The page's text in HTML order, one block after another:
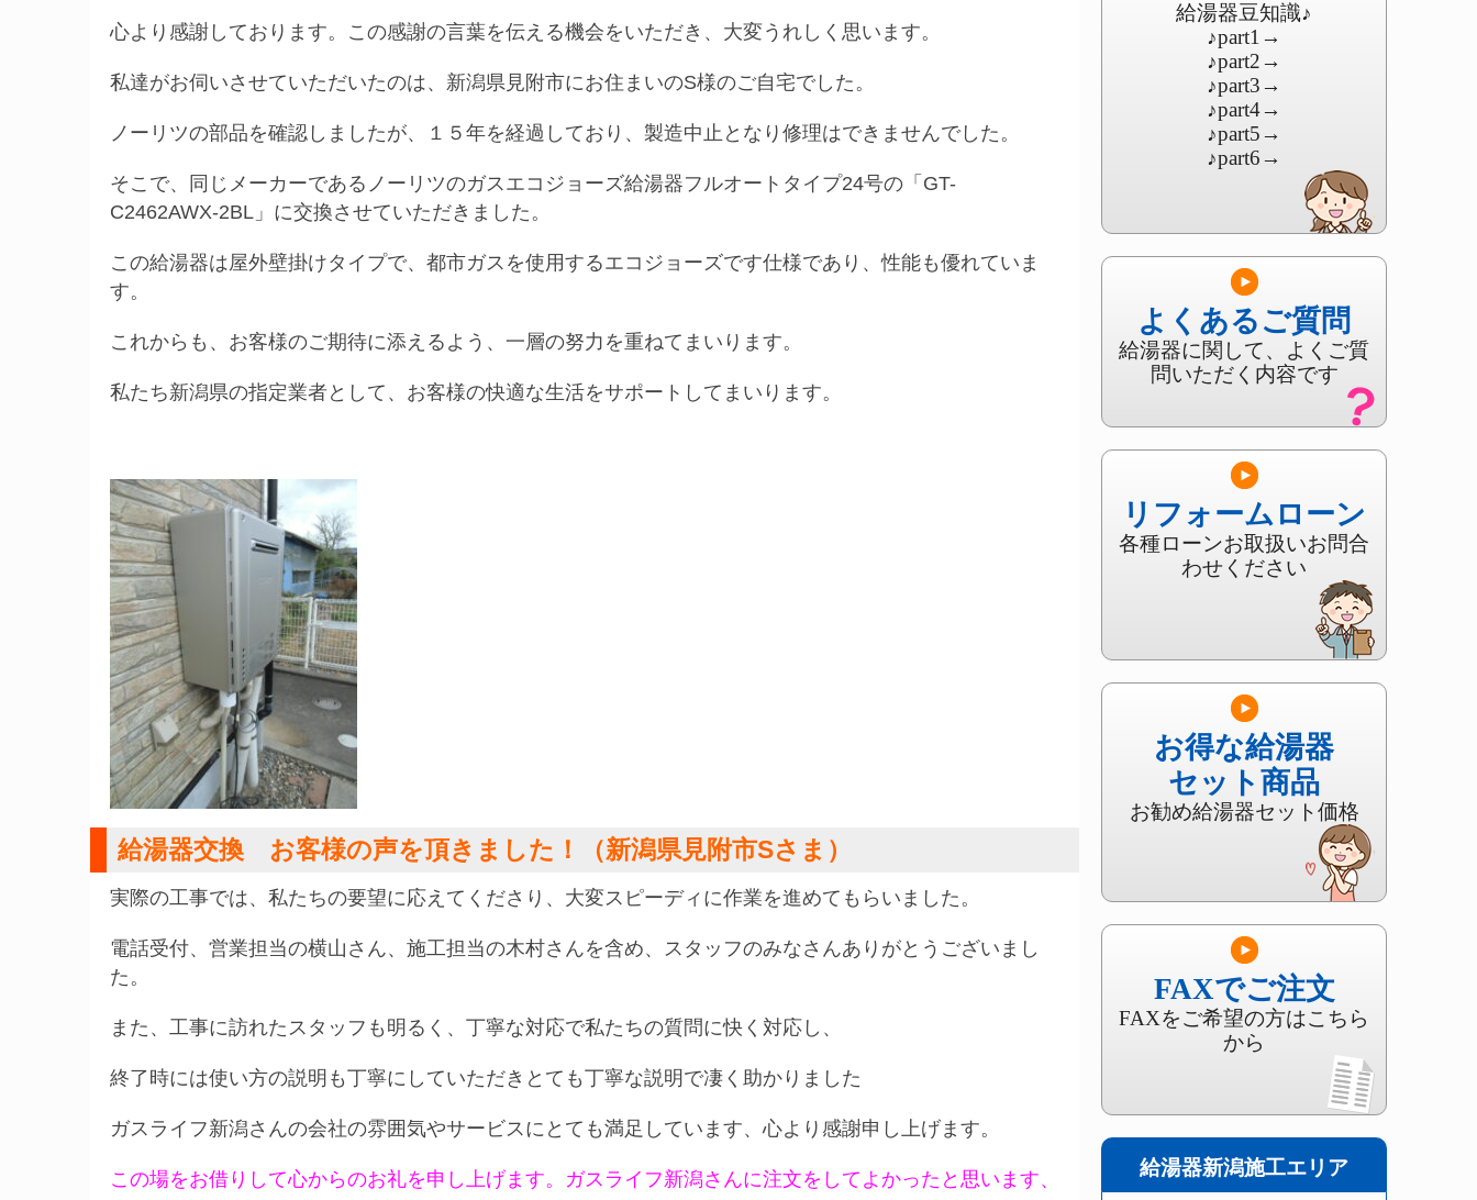
心より感謝しております。この感謝の言葉を伝える機会をいただき、大変うれしく思います。
私達がお伺いさせていただいたのは、新潟県見附市にお住まいのS様のご自宅でした。
ノーリツの部品を確認しましたが、１５年を経過しており、製造中止となり修理はできませんでした。
そこで、同じメーカーであるノーリツのガスエコジョーズ給湯器フルオートタイプ24号の「GT-
C2462AWX-2BL」に交換させていただきました。
この給湯器は屋外壁掛けタイプで、都市ガスを使用するエコジョーズです仕様であり、性能も優れていま
す。
これからも、お客様のご期待に添えるよう、一層の努力を重ねてまいります。
私たち新潟県の指定業者として、お客様の快適な生活をサポートしてまいります。
給湯器交換 お客様の声を頂きました！（新潟県見附市Sさま）
実際の工事では、私たちの要望に応えてくださり、大変スピーディに作業を進めてもらいました。
電話受付、営業担当の横山さん、施工担当の木村さんを含め、スタッフのみなさんありがとうございまし
た。
また、工事に訪れたスタッフも明るく、丁寧な対応で私たちの質問に快く対応し、
終了時には使い方の説明も丁寧にしていただきとても丁寧な説明で凄く助かりました
ガスライフ新潟さんの会社の雰囲気やサービスにとても満足しています、心より感謝申し上げます。
この場をお借りして心からのお礼を申し上げます。ガスライフ新潟さんに注文をしてよかったと思います、
給湯器豆知識♪
♪part1 →
♪part2→
♪part3→
♪part4→
♪part5→
♪part6→
よくあるご質問
給湯器に関して、よくご質
問いただく内容です
リフォームローン
各種ローンお取扱いお問合
わせください
お得な給湯器
セット商品
お勧め給湯器セット価格
FAXでご注文
FAXをご希望の方はこちら
から
給湯器新潟施工エリア